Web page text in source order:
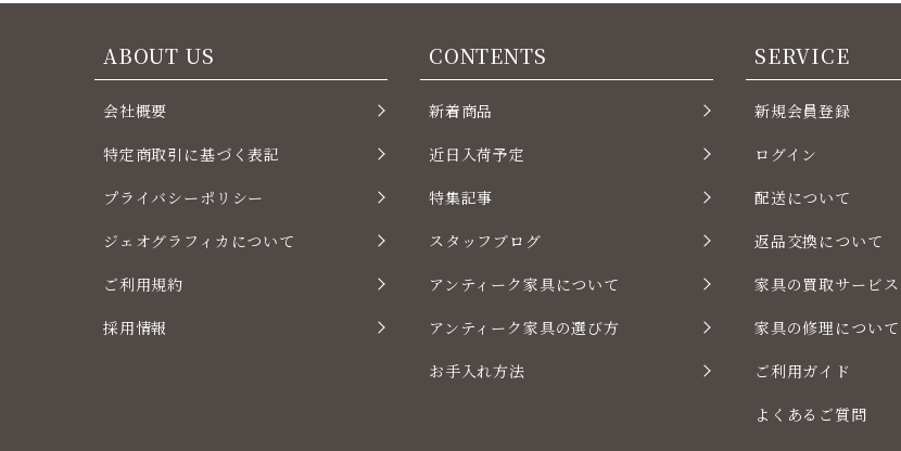
ABOUT US
会社概要
特定商取引に基づく表記
プライバシーポリシー
ジェオグラフィカについて
ご利用規約
採用情報
CONTENTS
新着商品
近日入荷予定
特集記事
スタッフブログ
アンティーク家具について
アンティーク家具の選び方
お手入れ方法
SERVICE
新規会員登録
ログイン
配送について
返品交換について
家具の買取サービス
家具の修理について
ご利用ガイド
よくあるご質問